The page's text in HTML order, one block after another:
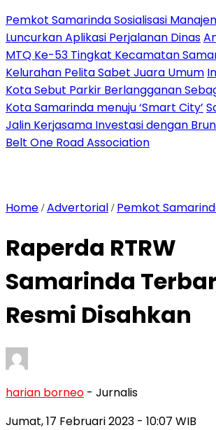
Pemkot Samarinda Sosialisasi
Luncurkan Aplikasi Perjalanan Dinas
MTQ Ke-53 Tingkat Kecamatan
Kelurahan Pelita Sabet Juara Umum
Kota Sebut Parkir Berlangganan
Kota Samarinda menuju ‘Smart City’
Jalin Kerjasama Investasi dengan
Belt One Road Association
Home /Advertorial / Pemkot
Raperda RTRW
Samarinda
Resmi Disahkan
harian borneo - Jurnalis
Jumat, 17 Februari 2023 - 10:07 WIB